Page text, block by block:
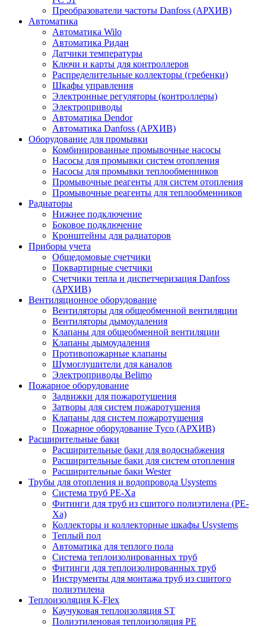
Преобразователи частоты Danfoss (АРХИВ)
Автоматика
Автоматика Wilo
Автоматика Ридан
Датчики температуры
Ключи и карты для контроллеров
Распределительные коллекторы (гребенки)
Шкафы управления
Электронные регуляторы (контроллеры)
Электроприводы
Автоматика Dendor
Автоматика Danfoss (АРХИВ)
Оборудование для промывки
Комбинированные промывочные насосы
Насосы для промывки систем отопления
Насосы для промывки теплообменников
Промывочные реагенты для систем отопления
Промывочные реагенты для теплообменников
Радиаторы
Нижнее подключение
Боковое подключение
Кронштейны для радиаторов
Приборы учета
Общедомовые счетчики
Поквартирные счетчики
Счетчики тепла и диспетчеризация Danfoss
(АРХИВ)
Вентиляционное оборудование
Вентиляторы для общеобменной вентиляции
Вентиляторы дымоудаления
Клапаны для общеобменной вентиляции
Клапаны дымоудаления
Противопожарные клапаны
Шумоглушители для каналов
Электроприводы Belimo
Пожарное оборудование
Задвижки для пожаротушения
Затворы для систем пожаротушения
Клапаны для систем пожаротушения
Пожарное оборудование Tyco (АРХИВ)
Расширительные баки
Расширительные баки для водоснабжения
Расширительные баки для систем отопления
Расширительные баки Wester
Трубы для отопления и водопровода Usystems
Система труб PE-Xa
Фитинги для труб из сшитого полиэтилена (PE-
Xa)
Коллекторы и коллекторные шкафы Usystems
Теплый пол
Автоматика для теплого пола
Система теплоизолированных труб
Фитинги для теплоизолированных труб
Инструменты для монтажа труб из сшитого
полиэтилена
Теплоизоляция K-Flex
Каучуковая теплоизоляция ST
Полиэтиленовая теплоизоляция PE